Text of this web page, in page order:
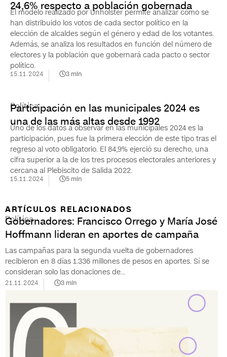
24,6% respecto a población gobernada
El modelo realizado por Unholster permite analizar cómo se
han distribuido los votos de cada sector político en la
elección de alcaldes según el género y edad de los votantes.
Además, se analiza los resultados en función del número de
electores y la población que gobernará cada pacto o sector
político.
15.11.2024 3 min
Política
Participación en las municipales 2024 es
una de las más altas desde 1992
Uno de los datos a observar en las municipales 2024 es la
participación, pues fue la primera elección de este tipo tras el
regreso al voto obligatorio. El 84,9% ejerció su derecho, una
cifra superior a la de los tres procesos electorales anteriores y
cercana al Plebiscito de Salida 2022.
15.11.2024 5 min
ARTÍCULOS RELACIONADOS
Política
Gobernadores: Francisco Orrego y María José
Hoffmann lideran en aportes de campaña
Las campañas para la segunda vuelta de gobernadores
recibieron en 8 días 1.336 millones de pesos en aportes. Sí se
consideran solo las donaciones de...
21.11.2024 3 min